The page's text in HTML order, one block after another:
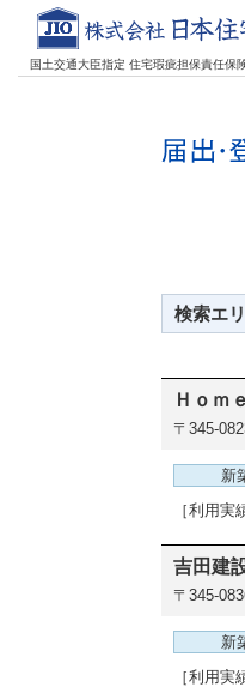
国土交通大臣指定 住宅瑕疵担保責任保
検索エ
Ｈｏｍ
〒345-
新
［利用実
吉田建
〒345-
新
［利用実